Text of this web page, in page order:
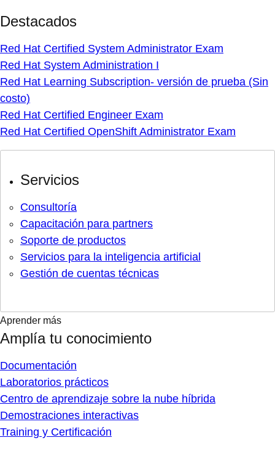
Destacados
Red Hat Certified System Administrator Exam
Red Hat System Administration I
Red Hat Learning Subscription- versión de prueba (Sin
costo)
Red Hat Certified Engineer Exam
Red Hat Certified OpenShift Administrator Exam
Servicios
Consultoría
Capacitación para partners
Soporte de productos
Servicios para la inteligencia artificial
Gestión de cuentas técnicas
Aprender más
Amplía tu conocimiento
Documentación
Laboratorios prácticos
Centro de aprendizaje sobre la nube híbrida
Demostraciones interactivas
Training y Certificación